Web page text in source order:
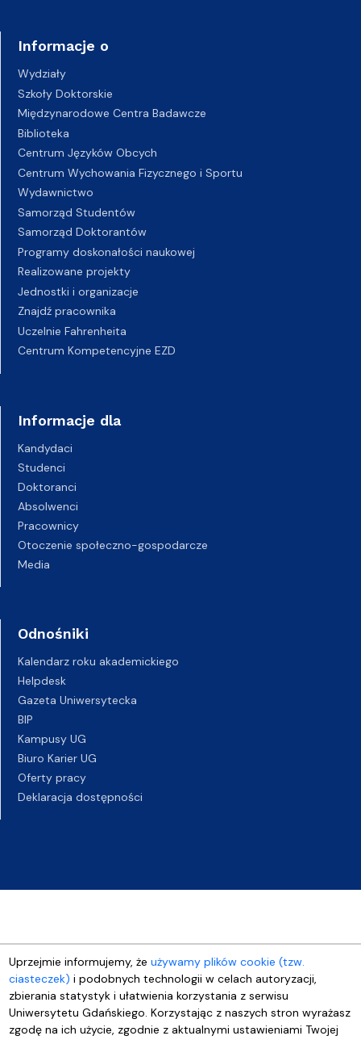
Uprzejmie informujemy, żeużywamy plików cookie (tzw.
ciasteczek) i podobnych technologii w celach autoryzacji,
zbierania statystyk i ułatwienia korzystania z serwisu
Uniwersytetu Gdańskiego. Korzystając z naszych stron wyrażasz
zgodę na ich użycie, zgodnie z aktualnymi ustawieniami Twojej
Informacje o
Wydziały
Szkoły Doktorskie
Międzynarodowe Centra Badawcze
Biblioteka
Centrum Języków Obcych
Centrum Wychowania Fizycznego i Sportu
Wydawnictwo
Samorząd Studentów
Samorząd Doktorantów
Programy doskonałości naukowej
Realizowane projekty
Jednostki i organizacje
Znajdź pracownika
Uczelnie Fahrenheita
Centrum Kompetencyjne EZD
Informacje dla
Kandydaci
Studenci
Doktoranci
Absolwenci
Pracownicy
Otoczenie społeczno-gospodarcze
Media
Odnośniki
Kalendarz roku akademickiego
Helpdesk
Gazeta Uniwersytecka
BIP
Kampusy UG
Biuro Karier UG
Oferty pracy
Deklaracja dostępności